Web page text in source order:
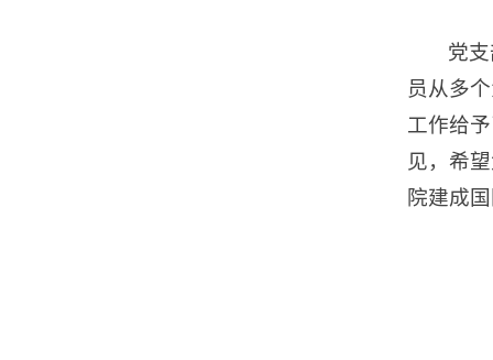
党
员从多
工作给
见，希
院建成